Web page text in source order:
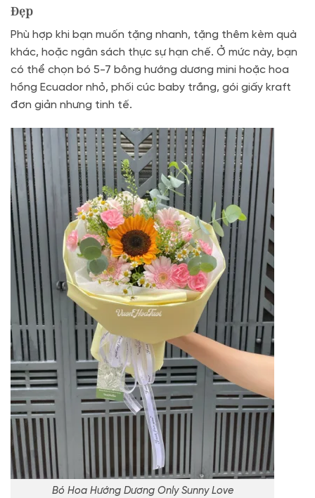
Đẹp
Phù hợp khi bạn muốn tặng nhanh, tặng thêm kèm quà
khác, hoặc ngân sách thực sự hạn chế. Ở mức này, bạn
có thể chọn bó 5-7 bông hướng dương mini hoặc hoa
hồng Ecuador nhỏ, phối cúc baby trắng, gói giấy kraft
đơn giản nhưng tinh tế.
Bó Hoa Hướng Dương Only Sunny Love